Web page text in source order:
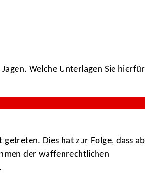
Welche Unterlagen Sie hierfür
Dies hat zur Folge, dass ab
der waffenrechtlichen